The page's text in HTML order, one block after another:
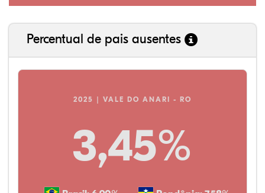
Percentual de pais ausentes
2025 | VALE DO ANARI - RO
3,45%